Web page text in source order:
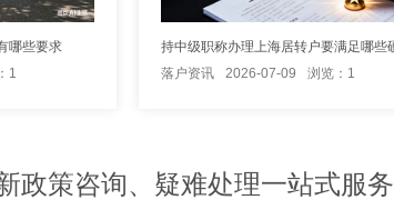
哪些要求
1
落户资讯
2026-07-09 浏览：1
政策咨询、疑难处理一站式服务